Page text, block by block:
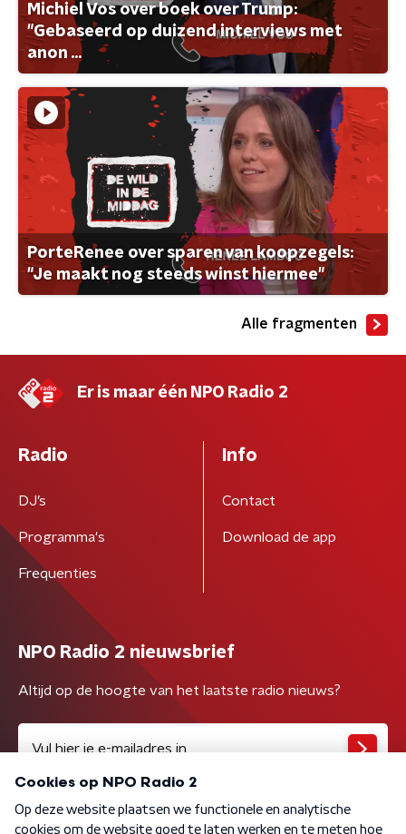
Michiel Vos over boek over Trump:
"Gebaseerd op duizend interviews met
anon ...
PorteRenee over sparen van koopzegels:
"Je maakt nog steeds winst hiermee"
Alle fragmenten
Er is maar één NPO Radio 2
Radio
DJ’s
Programma's
Frequenties
Info
Contact
Download de app
NPO Radio 2 nieuwsbrief
Altijd op de hoogte van het laatste radio nieuws?